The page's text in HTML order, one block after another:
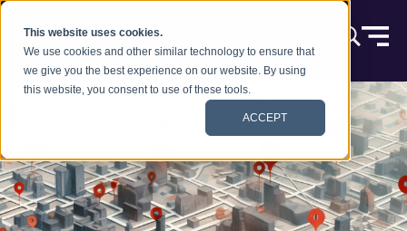
This website uses cookies.
We use cookies and other similar technology to ensure that
we give you the best experience on our website. By using
this website, you consent to use of these tools.
ACCEPT
Skip to content